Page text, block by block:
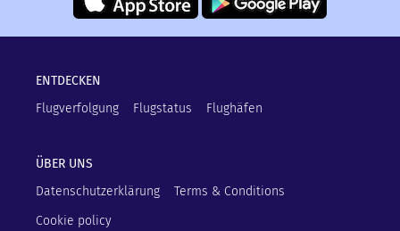
ENTDECKEN
Flugverfolgung
Flugstatus Flughäfen
ÜBER UNS
Datenschutzerklärung
Terms & Conditions
Cookie policy